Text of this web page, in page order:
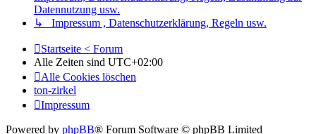
Datennutzung usw.
↳ Impressum , Datenschutzerklärung, Regeln usw.
Startseite < Forum
Alle Zeiten sind UTC+02:00
Alle Cookies löschen
ton-zirkel
Impressum
Powered by phpBB® Forum Software © phpBB Limited